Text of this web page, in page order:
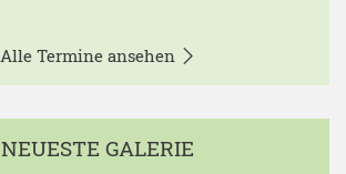
Alle Termine ansehen
NEUESTE GALERIE